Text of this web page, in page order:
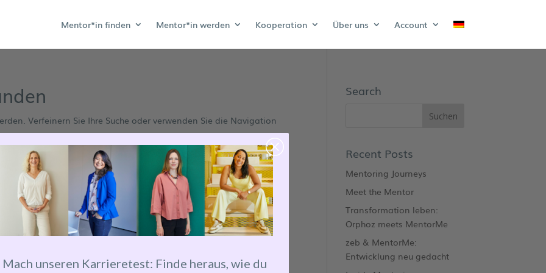
Mentor*in finden Mentor*in werden Kooperation Über uns Account
Verfeinern Sie Ihre Suche oder verwenden Sie die Navigation
Search
Recent Posts
Mentoring Journeys
Meet the Mentor
Transformation leben:
Orphoz meets MentorMe
zeb & MentorMe:
Entwicklung neu gedacht
Mach unseren Karrieretest: Finde heraus, wie du